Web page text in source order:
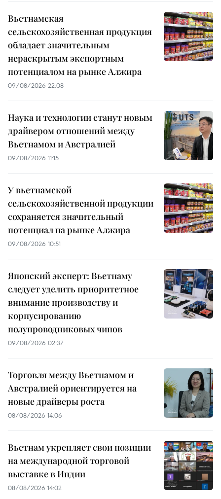
Вьетнамская
сельскохозяйственная продукция
обладает значительным
нераскрытым экспортным
потенциалом на рынке Алжира
09/08/2026 22:08
Наука и технологии станут новым
драйвером отношений между
Вьетнамом и Австралией
09/08/2026 11:15
У вьетнамской
сельскохозяйственной продукции
сохраняется значительный
потенциал на рынке Алжира
09/08/2026 10:51
Японский эксперт: Вьетнаму
следует уделить приоритетное
внимание производству и
корпусированию
полупроводниковых чипов
09/08/2026 02:37
Торговля между Вьетнамом и
Австралией ориентируется на
новые драйверы роста
08/08/2026 14:06
Вьетнам укрепляет свои позиции
на международной торговой
выставке в Индии
08/08/2026 14:02